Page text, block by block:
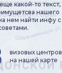
какой-то текст,
нашего
нем найти инфу с
визовых центров
на нашей карте